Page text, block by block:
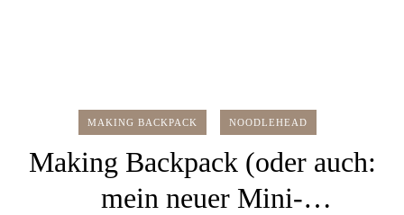
MAKING BACKPACK NOODLEHEAD
Making Backpack (oder auch:
mein neuer Mini-